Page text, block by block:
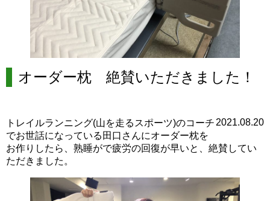
オーダー枕 絶賛いただきました！
2021.08.20
トレイルランニング(山を走るスポーツ)のコーチ
でお世話になっている田口さんにオーダー枕を
お作りしたら、熟睡がで疲労の回復が早いと、絶賛してい
ただきました。